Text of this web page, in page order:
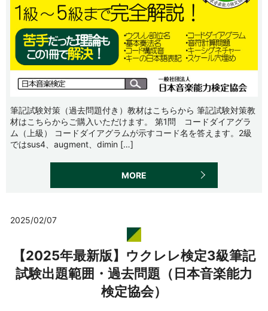
筆記試験対策（過去問題付き）教材はこちらから 筆記試験対策教
材はこちらからご購入いただけます。 第1問 コードダイアグラ
ム（上級） コードダイアグラムが示すコード名を答えます。2級
ではsus4、augment、dimin […]
MORE
2025/02/07
【2025年最新版】ウクレレ検定3級筆記
試験出題範囲・過去問題（日本音楽能力
検定協会）